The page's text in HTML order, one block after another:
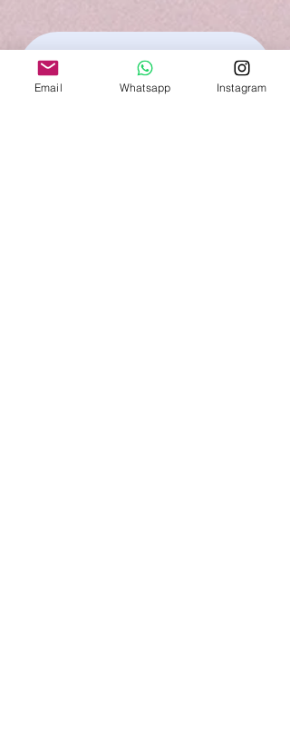
Kostenlose Karma.Kind Meditation
Email Whatsapp Instagram